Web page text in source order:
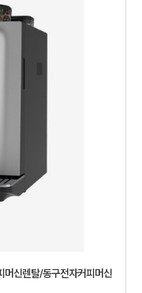
머신렌탈/동구전자커피머신